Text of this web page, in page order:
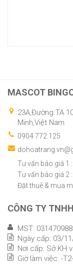
MASCOT
23A,Đường TA
Minh,Việt Nam
0904 772 125
Tư vấn báo giá 1
Tư vấn báo giá 2
Đặt thuê & mua
CÔNG TY
MST:
Ngày cấp: 03/
Nơi cấp: Sở KH
Giờ làm việc: -